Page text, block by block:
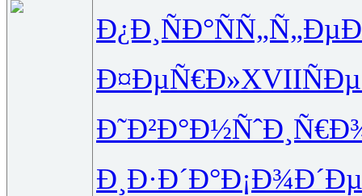
Ð¿Ð¸ÑÐ°ÑÑ„Ñ„Ðµ
Ð¤ÐµÑ€Ð»XVII
Ð˜Ð²Ð°Ð½
Ð¸Ð·Ð´Ð°Ð¡Ð¾Ð´Ðµ